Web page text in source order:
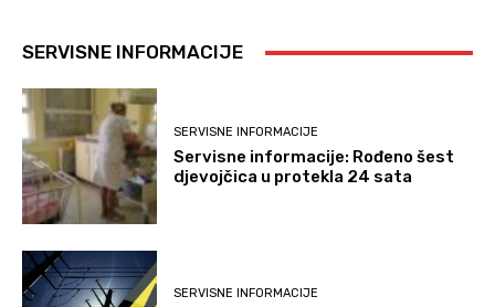
SERVISNE INFORMACIJE
SERVISNE INFORMACIJE
Servisne informacije: Rođeno šest
djevojčica u protekla 24 sata
SERVISNE INFORMACIJE